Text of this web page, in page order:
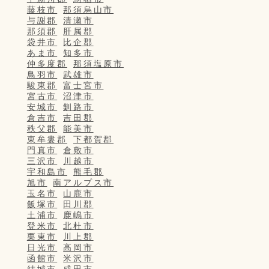
藤枝市
那須烏山市
与謝郡
清瀬市
那須郡
肝属郡
袋井市
比企郡
あま市
知多市
仲多度郡
那須塩原市
鳥羽市
武雄市
駿東郡
富士宮市
宮古市
沼津市
安城市
釧路市
倉吉市
吉田郡
秩父郡
能美市
東牟婁郡
下都賀郡
門真市
倉敷市
三沢市
川越市
宇和島市
熊毛郡
旭市
南アルプス市
玉名市
山鹿市
飯塚市
田川郡
土浦市
鹿嶋市
登米市
北杜市
栗東市
川上郡
日光市
高岡市
函館市
米沢市